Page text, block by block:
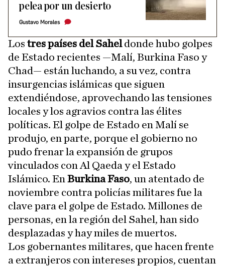
pelea por un desierto
Gustavo Morales
Los tres países del Saheldonde hubo golpes
de Estado recientes —Malí, Burkina Faso y
Chad— están luchando, a su vez, contra
insurgencias islámicas que siguen
extendiéndose, aprovechando las tensiones
locales y los agravios contra las élites
políticas. El golpe de Estado en Malí se
produjo, en parte, porque el gobierno no
pudo frenar la expansión de grupos
vinculados con Al Qaeda y el Estado
Islámico. En Burkina Faso, un atentado de
noviembre contra policías militares fue la
clave para el golpe de Estado. Millones de
personas, en la región del Sahel, han sido
desplazadas y hay miles de muertos.
Los gobernantes militares, que hacen frente
a extranjeros con intereses propios, cuentan